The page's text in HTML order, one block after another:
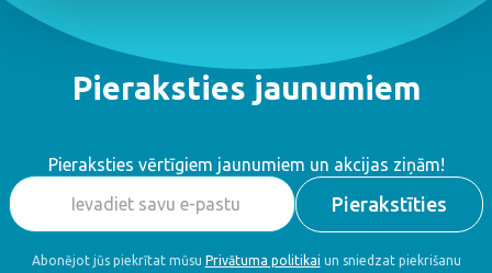
Pieraksties jaunumiem
Pieraksties vērtīgiem jaunumiem un akcijas ziņām!
Abonējot jūs piekrītat mūsu Privātuma politikai un sniedzat piekrišanu